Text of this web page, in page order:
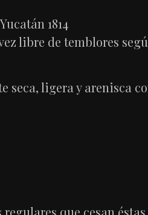
1814
libre de temblores
ligera y arenisca
que cesan